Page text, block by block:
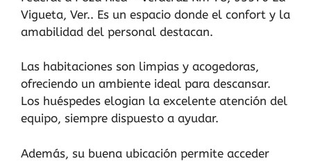
Vigueta, Ver.. Es un espacio donde el confort y la
amabilidad del personal destacan.
Las habitaciones son limpias y acogedoras,
ofreciendo un ambiente ideal para descansar.
Los huéspedes elogian la excelente atención del
equipo, siempre dispuesto a ayudar.
Además, su buena ubicación permite acceder